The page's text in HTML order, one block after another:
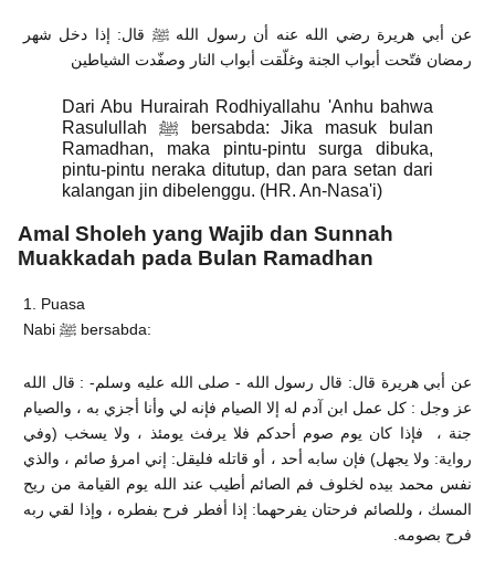
عن أبي هريرة رضي الله عنه أن رسول الله ﷺ قال: إذا دخل شهر
رمضان فتّحت أبواب الجنة وغلّقت أبواب النار وصفّدت الشياطين
Dari Abu Hurairah Rodhiyallahu 'Anhu bahwa
Rasulullah ﷺ bersabda: Jika masuk bulan
Ramadhan, maka pintu-pintu surga dibuka,
pintu-pintu neraka ditutup, dan para setan dari
kalangan jin dibelenggu. (HR. An-Nasa'i)
Amal Sholeh yang Wajib dan Sunnah
Muakkadah pada Bulan Ramadhan
1. Puasa
Nabi ﷺ bersabda:
عن أبي هريرة قال: قال رسول الله - صلى الله عليه وسلم- : قال الله
عز وجل : كل عمل ابن آدم له إلا الصيام فإنه لي وأنا أجزي به ، والصيام
جنة ، فإذا كان يوم صوم أحدكم فلا يرفث يومئذ ، ولا يسخب (وفي
رواية: ولا يجهل) فإن سابه أحد ، أو قاتله فليقل: إني امرؤ صائم ، والذي
نفس محمد بيده لخلوف فم الصائم أطيب عند الله يوم القيامة من ريح
المسك ، وللصائم فرحتان يفرحهما: إذا أفطر فرح بفطره ، وإذا لقي ربه
فرح بصومه.